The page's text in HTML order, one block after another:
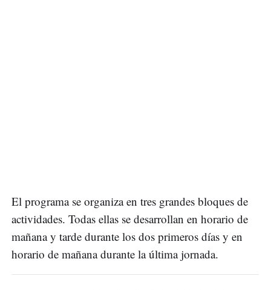
El programa se organiza en tres grandes bloques de
actividades. Todas ellas se desarrollan en horario de
mañana y tarde durante los dos primeros días y en
horario de mañana durante la última jornada.